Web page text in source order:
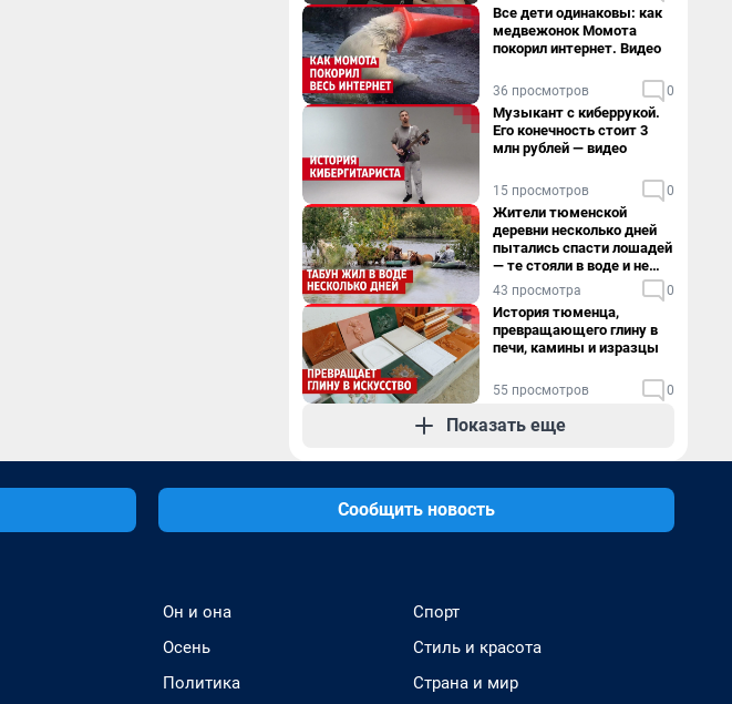
Все дети одинаковы: как
медвежонок Момота
покорил интернет. Видео
36 просмотров 0
Музыкант с киберрукой.
Его конечность стоит 3
млн рублей — видео
15 просмотров 0
Жители тюменской
деревни несколько дней
пытались спасти лошадей
— те стояли в воде и не
хотели уходить
43 просмотра 0
История тюменца,
превращающего глину в
печи, камины и изразцы
55 просмотров 0
Показать еще
Сообщить новость
Он и она
Осень
Политика
Спорт
Стиль и красота
Страна и мир